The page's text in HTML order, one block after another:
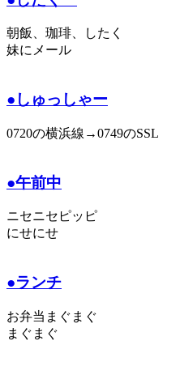
朝飯、珈琲、したく
妹にメール
●しゅっしゃー
0720の横浜線→0749のSSL
●午前中
ニセニセピッピ
にせにせ
●ランチ
お弁当まぐまぐ
まぐまぐ